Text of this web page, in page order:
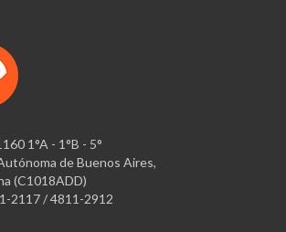
1°A - 1°B - 5°
de Buenos Aires,
(C1018ADD)
2117 / 4811-2912